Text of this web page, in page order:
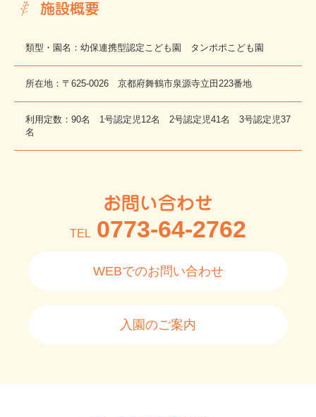
施設概要
類型・園名：幼保連携型認定こども園 タンポポこども園
所在地：〒625-0026 京都府舞鶴市泉源寺立田223番地
利用定数：90名 1号認定児12名 2号認定児41名 3号認定児37
名
お問い合わせ
TEL 0773-64-2762
WEBでのお問い合わせ
入園のご案内